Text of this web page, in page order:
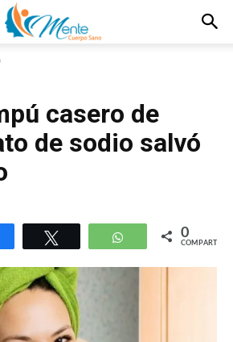
casero de
de sodio salvó
Compartir WhatsApp
0
COMPARTIR